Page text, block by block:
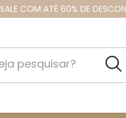
SALE COM ATÉ 60% DE